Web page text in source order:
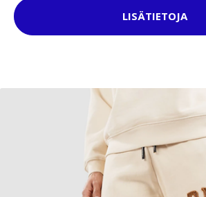
LISÄTIETOJA